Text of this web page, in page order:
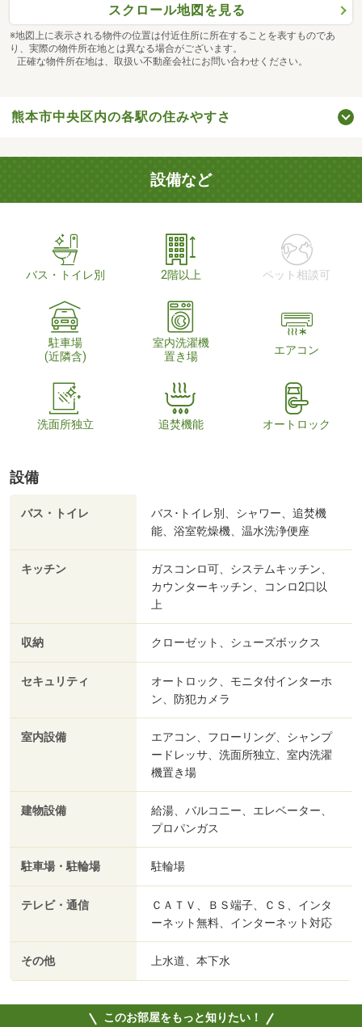
スクロール地図を見る
※地図上に表示される物件の位置は付近住所に所在することを表すものであ
り、実際の物件所在地とは異なる場合がございます。
正確な物件所在地は、取扱い不動産会社にお問い合わせください。
熊本市中央区内の各駅の住みやすさ
設備など
バス・トイレ別 2階以上 ペット相談可
駐車場
(近隣含)
室内洗濯機
置き場
エアコン
洗面所独立 追焚機能 オートロック
設備
バス・トイレ
バス･トイレ別、シャワー、追焚機
能、浴室乾燥機、温水洗浄便座
キッチン
ガスコンロ可、システムキッチン、
カウンターキッチン、コンロ2口以
上
収納 クローゼット、シューズボックス
セキュリティ
オートロック、モニタ付インターホ
ン、防犯カメラ
室内設備
エアコン、フローリング、シャンプ
ードレッサ、洗面所独立、室内洗濯
機置き場
建物設備
給湯、バルコニー、エレベーター、
プロパンガス
駐車場・駐輪場 駐輪場
テレビ・通信
ＣＡＴＶ、ＢＳ端子、ＣＳ、インタ
ーネット無料、インターネット対応
その他 上水道、本下水
このお部屋をもっと知りたい！